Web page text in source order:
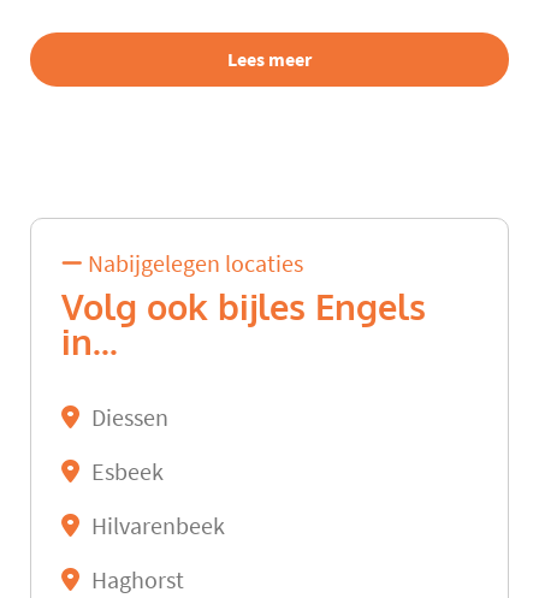
Lees meer
Nabijgelegen locaties
Volg ook bijles Engels
in...
Diessen
Esbeek
Hilvarenbeek
Haghorst